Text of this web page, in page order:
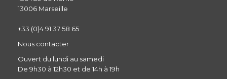
13006 Marseille
+33 (0)4 91 37 58 65
Nous contacter
Ouvert du lundi au samedi
De 9h30 à 12h30 et de 14h à 19h